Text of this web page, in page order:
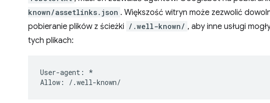
known/assetlinks.json . Większość witryn może zezwolić
pobieranie plików z ścieżki /.well-known/ , aby inne usługi
tych plikach:
User-agent: *